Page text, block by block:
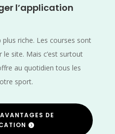
l’application
plus riche. Les courses sont
le site. Mais c’est surtout
au quotidien tous les
sport.
DE